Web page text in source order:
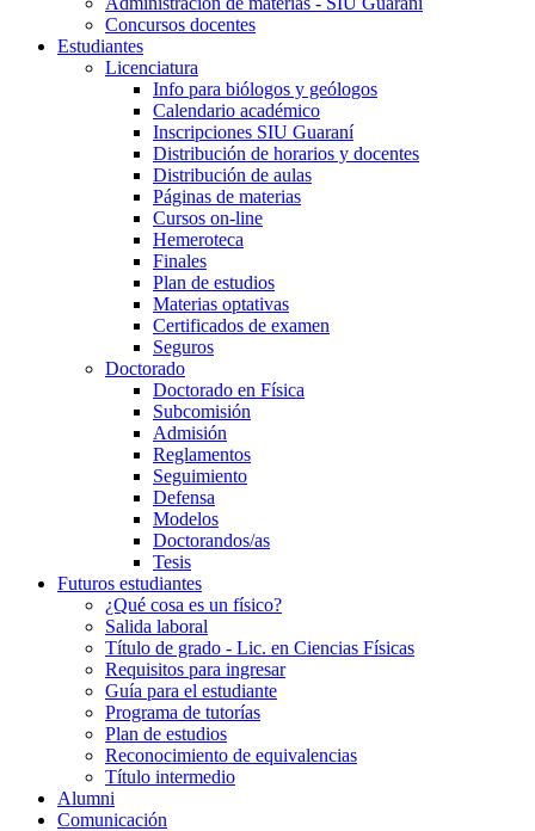
Concursos docentes
Estudiantes
Licenciatura
Info para biólogos y geólogos
Calendario académico
Inscripciones SIU Guaraní
Distribución de horarios y docentes
Distribución de aulas
Páginas de materias
Cursos on-line
Hemeroteca
Finales
Plan de estudios
Materias optativas
Certificados de examen
Seguros
Doctorado
Doctorado en Física
Subcomisión
Admisión
Reglamentos
Seguimiento
Defensa
Modelos
Doctorandos/as
Tesis
Futuros estudiantes
¿Qué cosa es un físico?
Salida laboral
Título de grado - Lic. en Ciencias Físicas
Requisitos para ingresar
Guía para el estudiante
Programa de tutorías
Plan de estudios
Reconocimiento de equivalencias
Título intermedio
Alumni
Comunicación